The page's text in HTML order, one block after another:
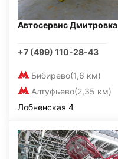
Автосервис Дмитровка
+7 (499) 110-28-43
Бибирево(1,6 км)
Алтуфьево(2,35 км)
Лобненская 4